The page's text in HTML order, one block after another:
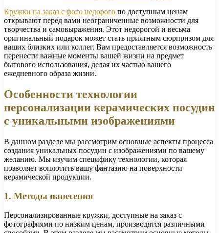
Кружки на заказ с фото недорого по доступным ценам
открывают перед вами неограниченные возможности для
творчества и самовыражения. Этот недорогой и весьма
оригинальный подарок может стать приятным сюрпризом для
ваших близких или коллег. Вам предоставляется возможность
перенести важные моменты вашей жизни на предмет
бытового использования, делая их частью вашего
ежедневного образа жизни.
Особенности технологии
персонализации керамических посудин
с уникальными изображениями
В данном разделе мы рассмотрим основные аспекты процесса
создания уникальных посудин с изображениями по вашему
желанию. Мы изучим специфику технологии, которая
позволяет воплотить вашу фантазию на поверхности
керамической продукции.
1. Методы нанесения
Персонализированные кружки, доступные на заказ с
фотографиями по низким ценам, производятся различными